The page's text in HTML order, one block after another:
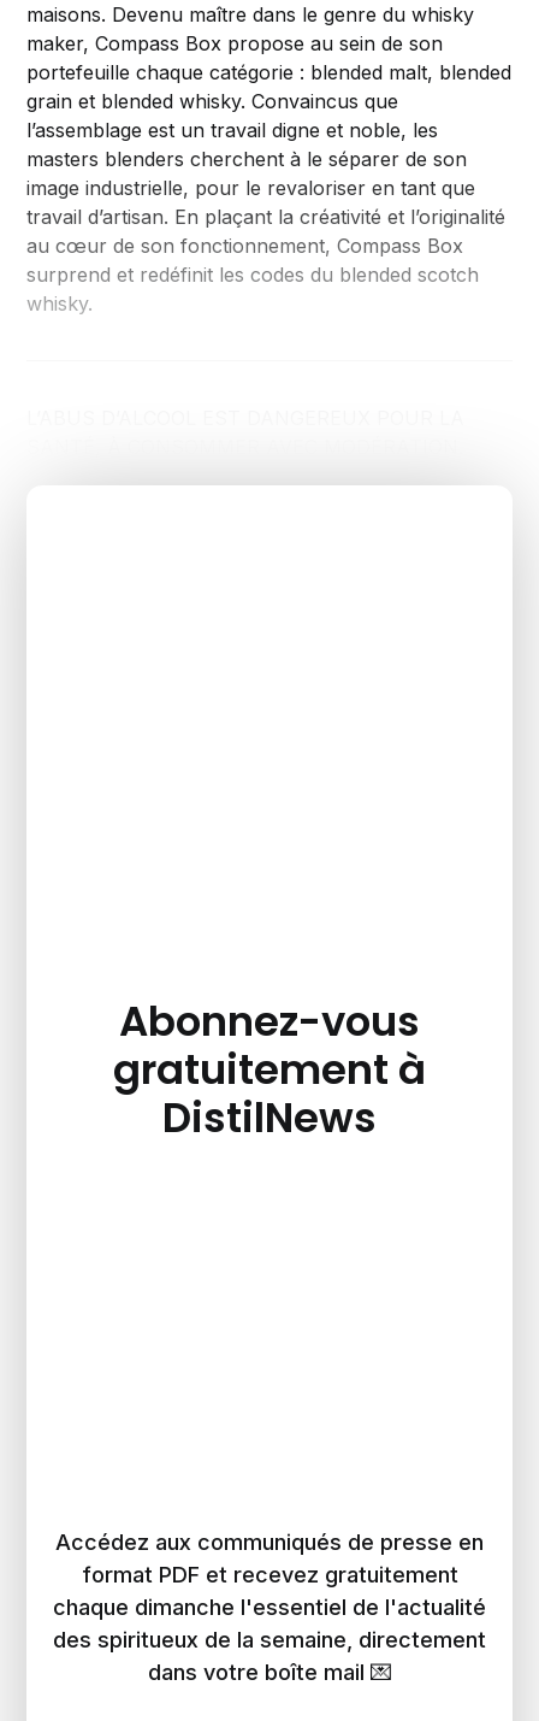
maisons. Devenu maître dans le genre du whisky
maker, Compass Box propose au sein de son
portefeuille chaque catégorie : blended malt, blended
grain et blended whisky. Convaincus que
l’assemblage est un travail digne et noble, les
masters blenders cherchent à le séparer de son
image industrielle, pour le revaloriser en tant que
travail d’artisan. En plaçant la créativité et l’originalité
au cœur de son fonctionnement, Compass Box
surprend et redéfinit les codes du blended scotch
whisky.
Abonnez-vous
gratuitement à
DistilNews
Accédez aux communiqués de presse en
format PDF et recevez gratuitement
chaque dimanche l'essentiel de l'actualité
des spiritueux de la semaine, directement
dans votre boîte mail 💌